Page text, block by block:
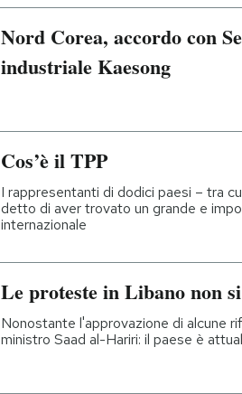
Nord Corea, accordo con
industriale Kaesong
Cos’è il TPP
I rappresentanti di dodici paesi – tra
detto di aver trovato un grande e
internazionale
Le proteste in Libano non
Nonostante l'approvazione di alcune
ministro Saad al-Hariri: il paese è